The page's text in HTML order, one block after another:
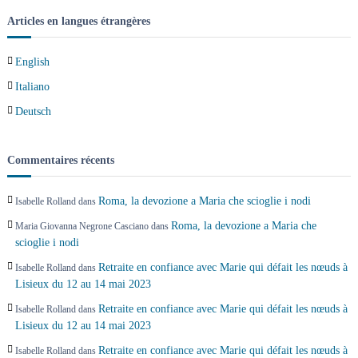
e
l
r
t
c
l
e
Articles en langues étrangères
English
Italiano
Deutsch
Commentaires récents
Isabelle Rollanddans Roma, la devozione a Maria che scioglie i nodi
Maria Giovanna Negrone Cascianodans Roma, la devozione a Maria che
scioglie i nodi
Isabelle Rollanddans Retraite en confiance avec Marie qui défait les nœuds à
Lisieux du 12 au 14 mai 2023
Isabelle Rollanddans Retraite en confiance avec Marie qui défait les nœuds à
Lisieux du 12 au 14 mai 2023
Isabelle Rollanddans Retraite en confiance avec Marie qui défait les nœuds à